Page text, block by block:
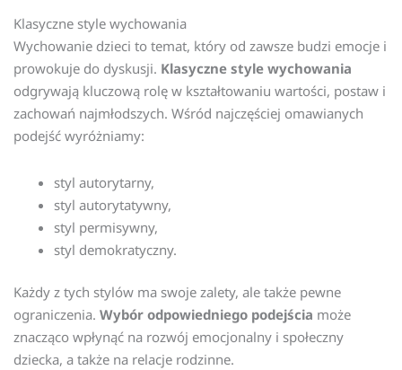
Klasyczne style wychowania
Wychowanie dzieci to temat, który od zawsze budzi emocje i
prowokuje do dyskusji. Klasyczne style wychowania
odgrywają kluczową rolę w kształtowaniu wartości, postaw i
zachowań najmłodszych. Wśród najczęściej omawianych
podejść wyróżniamy:
styl autorytarny,
styl autorytatywny,
styl permisywny,
styl demokratyczny.
Każdy z tych stylów ma swoje zalety, ale także pewne
ograniczenia. Wybór odpowiedniego podejścia może
znacząco wpłynąć na rozwój emocjonalny i społeczny
dziecka, a także na relacje rodzinne.